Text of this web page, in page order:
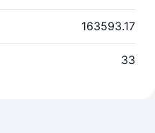
163593.17
33